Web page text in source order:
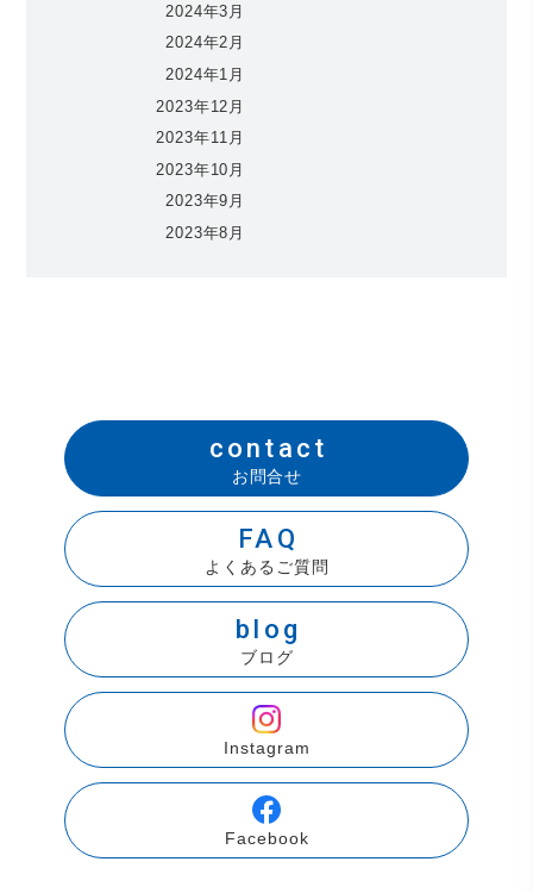
2024年3月
2024年2月
2024年1月
2023年12月
2023年11月
2023年10月
2023年9月
2023年8月
contact
お問合せ
FAQ
よくあるご質問
blog
ブログ
Instagram
Facebook